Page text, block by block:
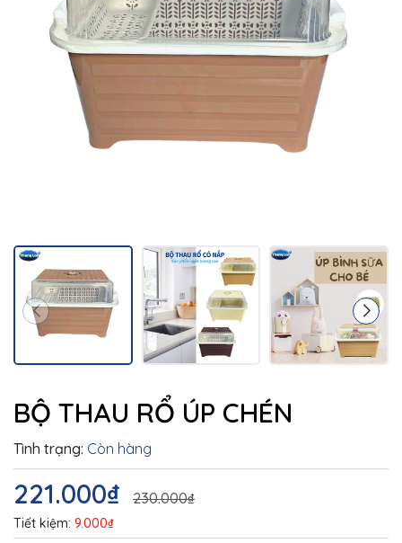
BỘ THAU RỔ ÚP CHÉN
Tình trạng: Còn hàng
221.000₫ 230.000₫
Tiết kiệm: 9.000₫